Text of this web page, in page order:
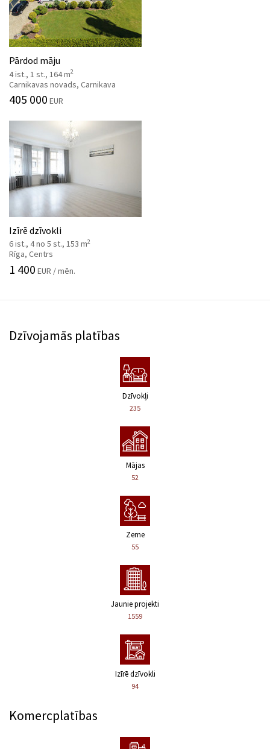
Pārdod māju
4 ist., 1 st., 164 m2
Carnikavas novads, Carnikava
405 000 EUR
Izīrē dzīvokli
6 ist., 4 no 5 st., 153 m2
Rīga, Centrs
1 400 EUR / mēn.
Dzīvojamās platības
Dzīvokļi
235
Mājas
52
Zeme
55
Jaunie projekti
1559
Izīrē dzīvokli
94
Komercplatības